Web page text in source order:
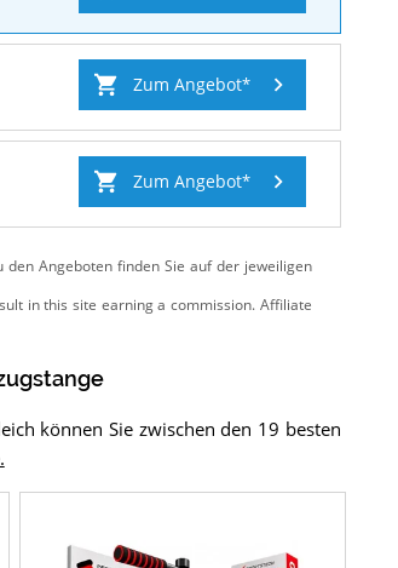
Zum Angebot
Zum Angebot
den Angebotenfinden Sie auf der jeweiligen
können Sie zwischen den 19 besten